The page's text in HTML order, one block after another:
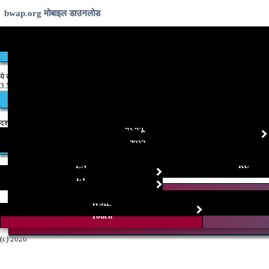
bwap.org मोबाइल डाउनलोड
ये खबर है:
3.51/5
दर्शाव: 1994059
मेरे मेनू
फोरम
EN
RU
LV
WML
Touch
(c) 2026